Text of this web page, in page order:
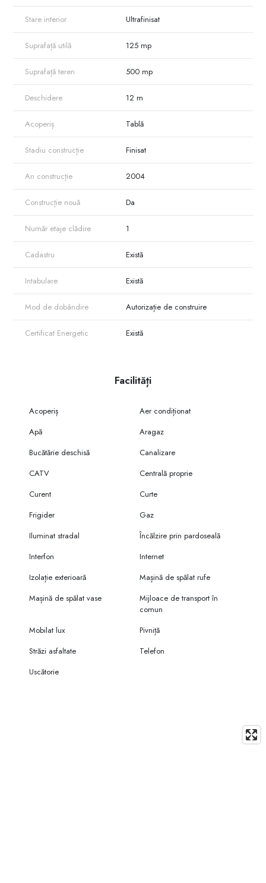
Stare interior Ultrafinisat
Suprafață utilă 125 mp
Suprafață teren 500 mp
Deschidere 12 m
Acoperiș Tablă
Stadiu construcție Finisat
An construcție 2004
Construcție nouă Da
Număr etaje clădire 1
Cadastru Există
Intabulare Există
Mod de dobândire Autorizație de construire
Certificat Energetic Există
Facilități
Acoperiș
Aer condiționat
Apă
Aragaz
Bucătărie deschisă
Canalizare
CATV
Centrală proprie
Curent
Curte
Frigider
Gaz
Iluminat stradal
Încălzire prin pardoseală
Interfon
Internet
Izolație exterioară
Mașină de spălat rufe
Mașină de spălat vase
Mijloace de transport în
comun
Mobilat lux
Pivniță
Străzi asfaltate
Telefon
Uscătorie